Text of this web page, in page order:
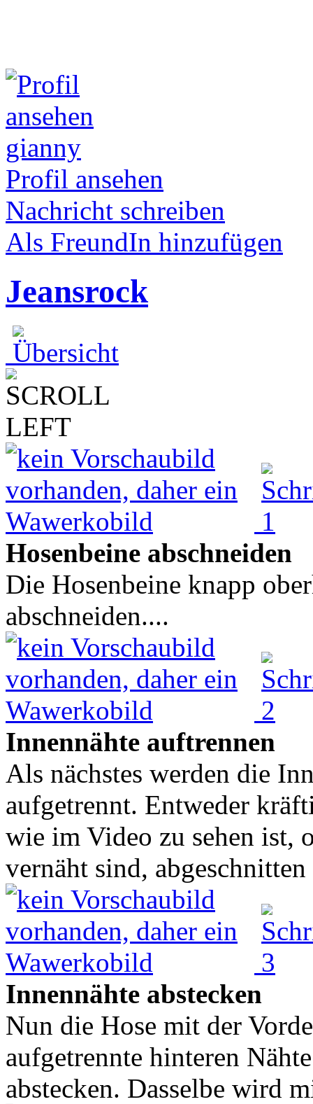
gianny
Profil ansehen
Nachricht schreiben
Als FreundIn hinzufügen
Jeansrock
Hosenbeine abschneiden
Die Hosenbeine knapp
abschneiden....
Innennähte auftrennen
Als nächstes werden die
aufgetrennt. Entweder
wie im Video zu sehen ist,
vernäht sind,
Innennähte abstecken
Nun die Hose mit der
aufgetrennte hinteren
abstecken. Dasselbe wird